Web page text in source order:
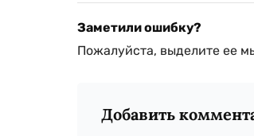
Заметили ошибку?
Пожалуйста, выделите ее
Добавить